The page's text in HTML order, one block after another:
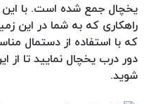
یخچال جمع شده است. با
راهکاری که به شما در این
که با استفاده از دستمال
دور درب یخچال نمایید تا از
شوید.